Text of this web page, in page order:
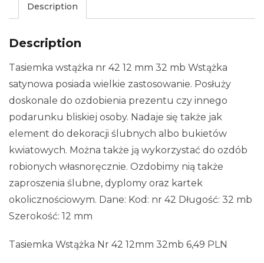
Description
Description
Tasiemka wstążka nr 42 12 mm 32 mb Wstążka
satynowa posiada wielkie zastosowanie. Posłuży
doskonale do ozdobienia prezentu czy innego
podarunku bliskiej osoby. Nadaje się także jak
element do dekoracji ślubnych albo bukietów
kwiatowych. Można także ją wykorzystać do ozdób
robionych własnoręcznie. Ozdobimy nią także
zaproszenia ślubne, dyplomy oraz kartek
okolicznościowym. Dane: Kod: nr 42 Długość: 32 mb
Szerokość: 12 mm
Tasiemka Wstążka Nr 42 12mm 32mb 6,49 PLN